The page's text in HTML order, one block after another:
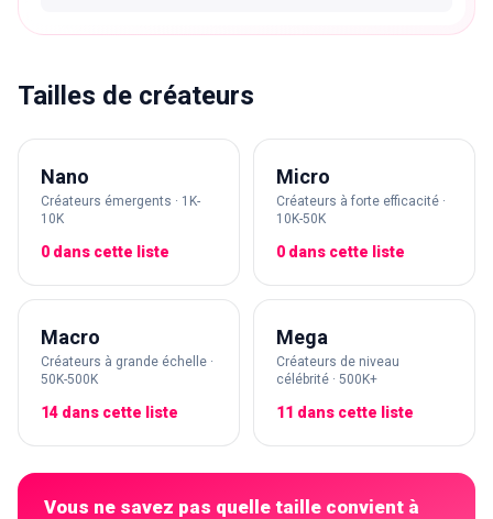
Tailles de créateurs
Nano
Créateurs émergents · 1K-
10K
0 dans cette liste
Micro
Créateurs à forte efficacité ·
10K-50K
0 dans cette liste
Macro
Créateurs à grande échelle ·
50K-500K
14 dans cette liste
Mega
Créateurs de niveau
célébrité · 500K+
11 dans cette liste
Vous ne savez pas quelle taille convient à